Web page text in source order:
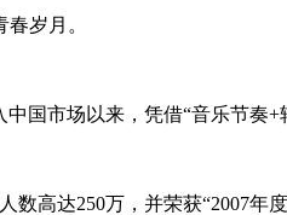
岁月。
国市场以来，凭借“音乐节奏
高达250万，并荣获“2007年